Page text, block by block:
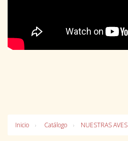
Inicio Catálogo NUESTRAS AVES